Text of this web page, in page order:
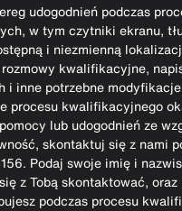
udogodnień podczas
w tym czytniki ekranu,
i niezmienną
kwalifikacyjne,
i inne potrzebne
procesu kwalifikacyjnego
lub udogodnień ze
skontaktuj się z nami
Podaj swoje imię i
z Tobą skontaktować, oraz
podczas procesu